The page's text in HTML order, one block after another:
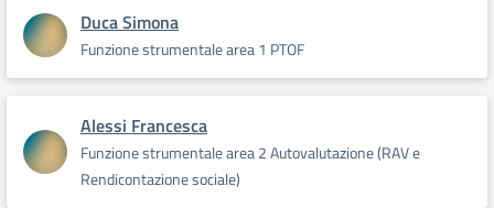
Duca Simona
Funzione strumentale area 1 PTOF
Alessi Francesca
Funzione strumentale area 2 Autovalutazione (RAV e
Rendicontazione sociale)